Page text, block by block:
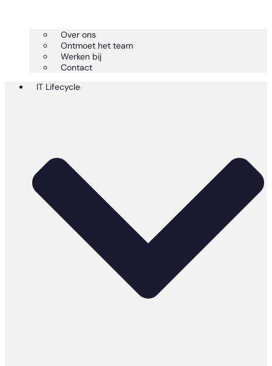
Over ons
Ontmoet het team
Werken bij
Contact
IT Lifecycle